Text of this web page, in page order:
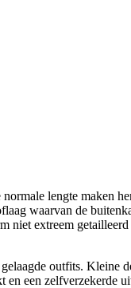
lengte maken
waarvan de
extreem
outfits. Kleine
en een zelfverzekerde